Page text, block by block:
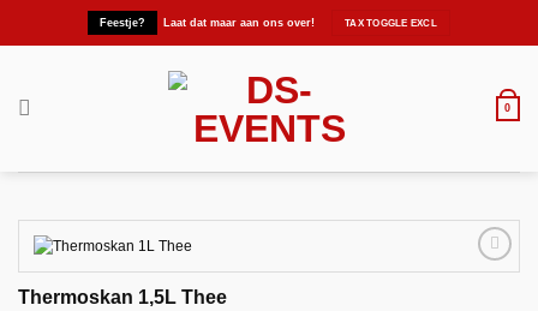
Feestje? Laat dat maar aan ons over!
0
Thermoskan 1,5L Thee